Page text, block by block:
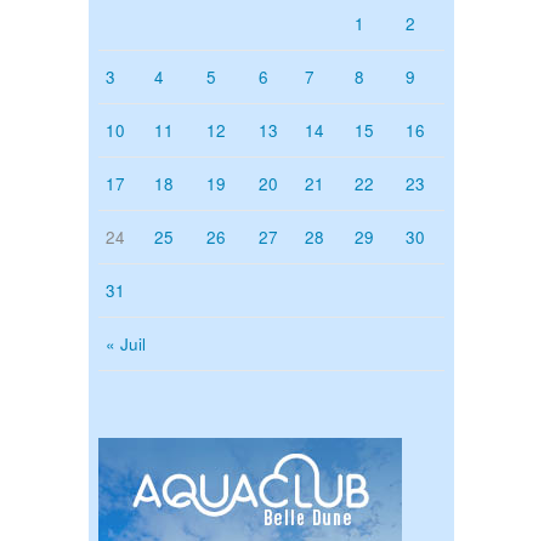
« Juil
1 2
3 4 5 6 7 8 9
10 11 12 13 14 15 16
17 18 19 20 21 22 23
24 25 26 27 28 29 30
31